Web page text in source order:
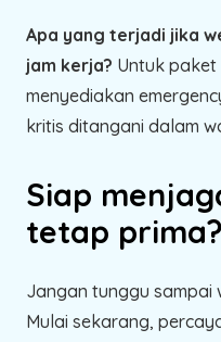
Apa yang terjadi jika
jam kerja? Untuk paket
menyediakan
kritis ditangani dalam
Siap
tetap prima?
Jangan tunggu sampai
Mulai sekarang,